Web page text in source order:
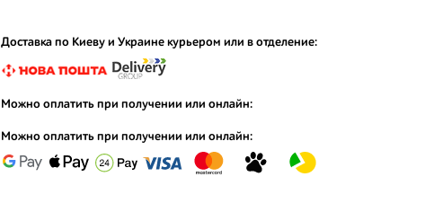
Доставка по Киеву и Украине курьером или в отделение:
Можно оплатить при получении или онлайн:
Можно оплатить при получении или онлайн: